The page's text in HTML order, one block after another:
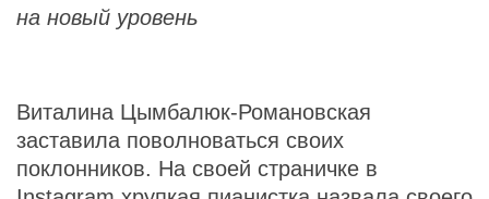
на новый уровень
Виталина Цымбалюк-Романовская
заставила поволноваться своих
поклонников. На своей страничке в